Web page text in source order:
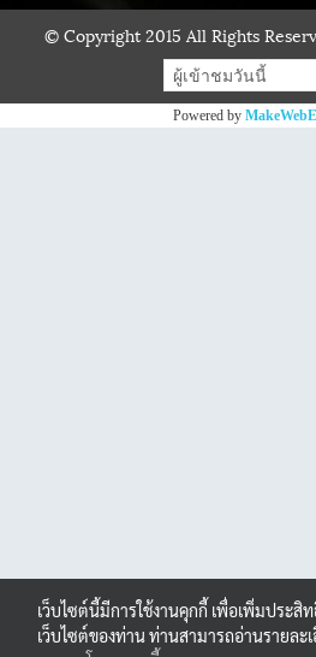
© Copyright 2015 All Rights
ผู้เข้าชมวันนี้
Powered by
เว็บไซต์นี้มีการใช้งานคุกกี้ เพื่อเพิ่มประ
เว็บไซต์ของท่าน ท่านสามารถอ่านรายละ